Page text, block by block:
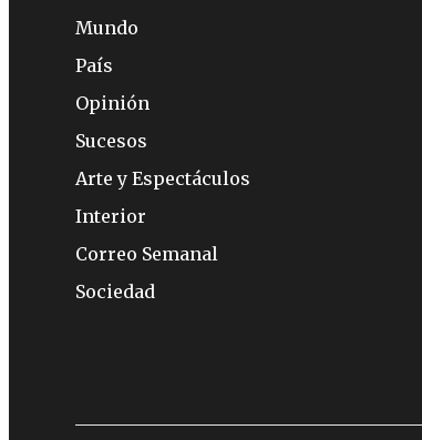
Mundo
País
Opinión
Sucesos
Arte y Espectáculos
Interior
Correo Semanal
Sociedad